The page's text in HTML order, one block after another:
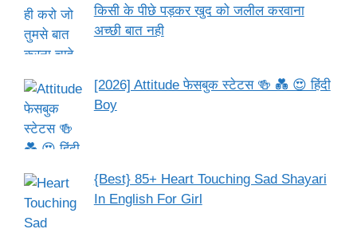
किसी के पीछे पड़कर खुद को जलील करवाना
अच्छी बात नही
[2026] Attitude फेसबुक स्टेटस 🍻 💑 😍 हिंदी
Boy
{Best} 85+ Heart Touching Sad Shayari
In English For Girl